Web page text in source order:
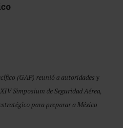
(GAP) reunió a autoridades y
Simposium de Seguridad Aérea,
para preparar a México